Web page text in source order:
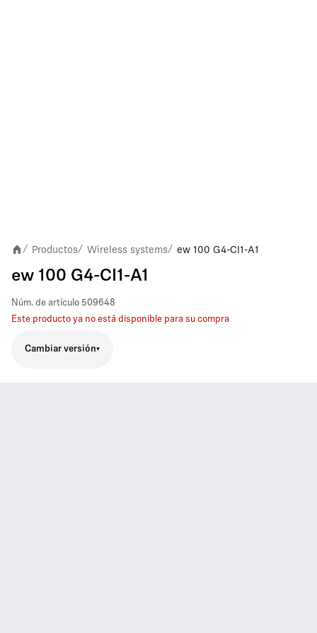
/ Productos/ Wireless systems/ ew 100 G4-CI1-A1
ew 100 G4-CI1-A1
Núm. de artículo 509648
Este producto ya no está disponible para su compra
Cambiar versión